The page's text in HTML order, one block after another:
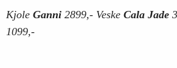
Kjole Ganni 2899,- Veske Cala Jade
1099,-